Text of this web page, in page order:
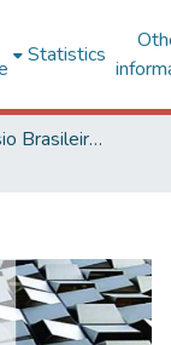
Statistics
SBQP - Simpósio Brasileiro de Qualidade do Projeto no Ambiente Construído